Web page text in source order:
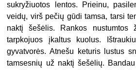
sukryžiuotos lentos. Prieinu,
veidų, virš pečių gūdi tamsa, tarsi
naktį šešėlis. Rankos nustumtos
tarpkojuos įkaltus kuolus.
gyvatvorės. Atnešu keturis lustus
tamsesnių už naktį šešėlių.